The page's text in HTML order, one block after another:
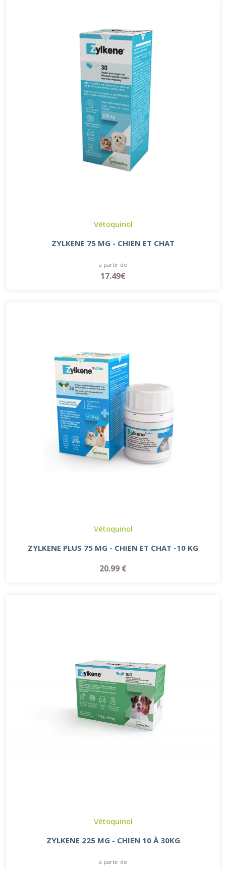
Vétoquinol
ZYLKENE 75 MG - CHIEN ET CHAT
à partir de
17.49€
Vétoquinol
ZYLKENE PLUS 75 MG - CHIEN ET CHAT -10 KG
20.99 €
Vétoquinol
ZYLKENE 225 MG - CHIEN 10 À 30KG
à partir de